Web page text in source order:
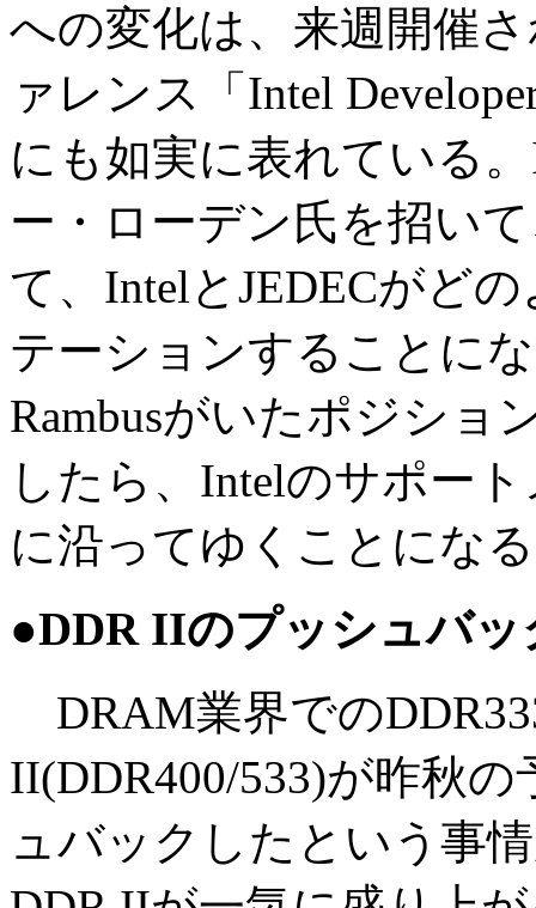
への変化は、来週開催
ァレンス「Intel
にも如実に表れている
ー・ローデン氏を招い
て、IntelとJEDECがど
テーションすることに
Rambusがいたポジショ
したら、Intelのサポー
に沿ってゆくことにな
●DDR IIのプッシュバッ
DRAM業界での
II(DDR400/533)が昨秋
ュバックしたという事